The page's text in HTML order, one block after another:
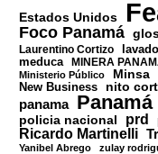
Estados Unidos
Foco Panamá
Laurentino Cortizo
meduca MINERA
Ministerio Público Minsa
New Business
nito
panama Panamá
policia nacional prd
Ricardo Martinelli
Yanibel Abrego zulay